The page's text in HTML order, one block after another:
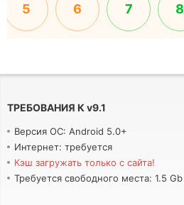
5 6 7 8
ТРЕБОВАНИЯ К v9.1
Версия ОС: Android 5.0+
Интернет: требуется
Кэш загружать только с сайта!
Требуется свободного места: 1.5 Gb